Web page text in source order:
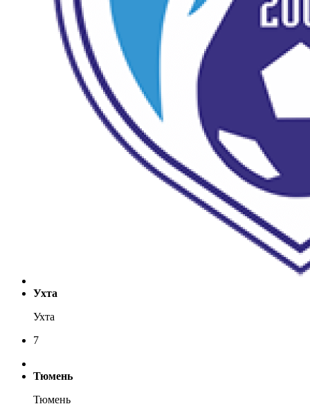
Ухта
Ухта
7
Тюмень
Тюмень